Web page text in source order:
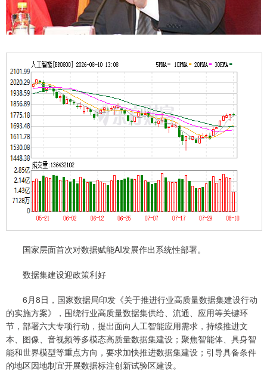
国家层面首次对数据赋能AI发展作出系统性部署。
数据集建设迎政策利好
6月8日，国家数据局印发《关于推进行业高质量数据集建设行动
的实施方案》，围绕行业高质量数据集供给、流通、应用等关键环
节，部署六大专项行动，提出面向人工智能应用需求，持续推进文
本、图像、音视频等多模态高质量数据集建设；聚焦智能体、具身智
能和世界模型等重点方向，要求加快推进数据集建设；引导具备条件
的地区因地制宜开展数据标注创新试验区建设。